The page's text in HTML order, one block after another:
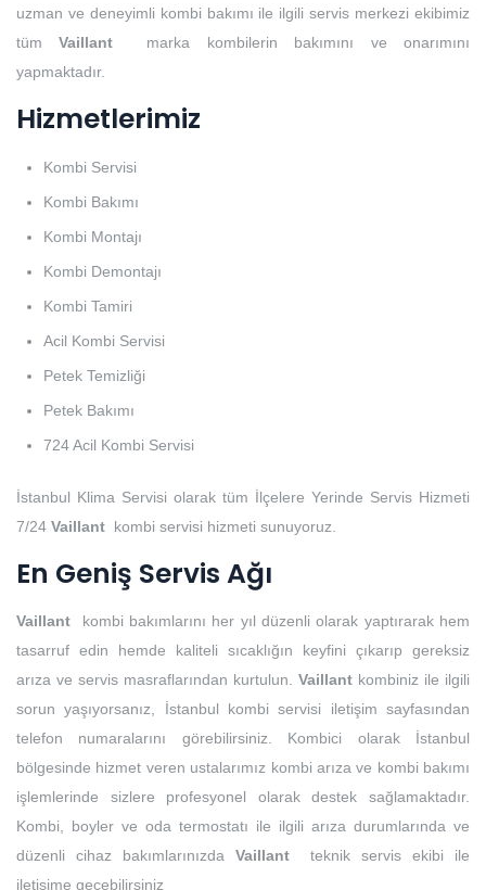
uzman ve deneyimli kombi bakımı ile ilgili servis merkezi ekibimiz
tümVaillant marka kombilerin bakımını ve onarımını
yapmaktadır.
Hizmetlerimiz
Kombi Servisi
Kombi Bakımı
Kombi Montajı
Kombi Demontajı
Kombi Tamiri
Acil Kombi Servisi
Petek Temizliği
Petek Bakımı
724 Acil Kombi Servisi
İstanbul Klima Servisi olarak tüm İlçelere Yerinde Servis Hizmeti
7/24 Vaillant kombi servisi hizmeti sunuyoruz.
En Geniş Servis Ağı
Vaillant kombi bakımlarını her yıl düzenli olarak yaptırarak hem
tasarruf edin hemde kaliteli sıcaklığın keyfini çıkarıp gereksiz
arıza ve servis masraflarından kurtulun. Vaillant kombiniz ile ilgili
sorun yaşıyorsanız, İstanbul kombi servisi iletişim sayfasından
telefon numaralarını görebilirsiniz. Kombici olarak İstanbul
bölgesinde hizmet veren ustalarımız kombi arıza ve kombi bakımı
işlemlerinde sizlere profesyonel olarak destek sağlamaktadır.
Kombi, boyler ve oda termostatı ile ilgili arıza durumlarında ve
düzenli cihaz bakımlarınızda Vaillantteknik servis ekibi ile
iletişime geçebilirsiniz